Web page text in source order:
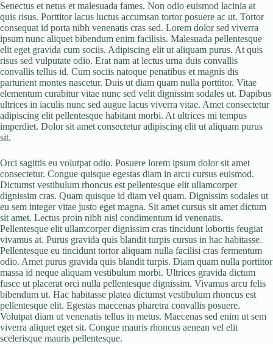
Senectus et netus et malesuada fames. Non odio euismod lacinia at
quis risus. Porttitor lacus luctus accumsan tortor posuere ac ut. Tortor
consequat id porta nibh venenatis cras sed. Lorem dolor sed viverra
ipsum nunc aliquet bibendum enim facilisis. Malesuada pellentesque
elit eget gravida cum sociis. Adipiscing elit ut aliquam purus. At quis
risus sed vulputate odio. Erat nam at lectus urna duis convallis
convallis tellus id. Cum sociis natoque penatibus et magnis dis
parturient montes nascetur. Duis ut diam quam nulla porttitor. Vitae
elementum curabitur vitae nunc sed velit dignissim sodales ut. Dapibus
ultrices in iaculis nunc sed augue lacus viverra vitae. Amet consectetur
adipiscing elit pellentesque habitant morbi. At ultrices mi tempus
imperdiet. Dolor sit amet consectetur adipiscing elit ut aliquam purus
sit.
Orci sagittis eu volutpat odio. Posuere lorem ipsum dolor sit amet
consectetur. Congue quisque egestas diam in arcu cursus euismod.
Dictumst vestibulum rhoncus est pellentesque elit ullamcorper
dignissim cras. Quam quisque id diam vel quam. Dignissim sodales ut
eu sem integer vitae justo eget magna. Sit amet cursus sit amet dictum
sit amet. Lectus proin nibh nisl condimentum id venenatis.
Pellentesque elit ullamcorper dignissim cras tincidunt lobortis feugiat
vivamus at. Purus gravida quis blandit turpis cursus in hac habitasse.
Pellentesque eu tincidunt tortor aliquam nulla facilisi cras fermentum
odio. Amet purus gravida quis blandit turpis. Diam quam nulla porttitor
massa id neque aliquam vestibulum morbi. Ultrices gravida dictum
fusce ut placerat orci nulla pellentesque dignissim. Vivamus arcu felis
bibendum ut. Hac habitasse platea dictumst vestibulum rhoncus est
pellentesque elit. Egestas maecenas pharetra convallis posuere.
Volutpat diam ut venenatis tellus in metus. Maecenas sed enim ut sem
viverra aliquet eget sit. Congue mauris rhoncus aenean vel elit
scelerisque mauris pellentesque.